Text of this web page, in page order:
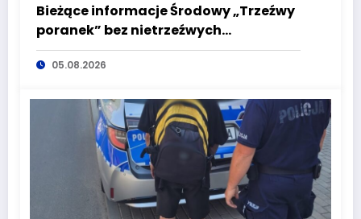
Bieżące informacje Środowy „Trzeźwy
poranek” bez nietrzeźwych
kierujących! To cieszy!
05.08.2026